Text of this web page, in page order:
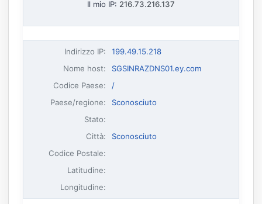
Il mio IP: 216.73.216.137
Indirizzo IP:
199.49.15.218
Nome host:
SGSINRAZDNS01.ey.com
Codice Paese:
/
Paese/regione:
Sconosciuto
Stato:
Città:
Sconosciuto
Codice Postale:
Latitudine:
Longitudine: